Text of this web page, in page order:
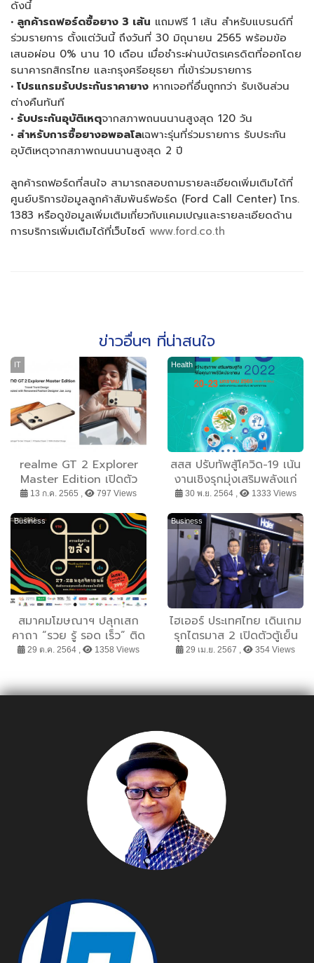
ดังนี้
• ลูกค้ารถฟอร์ดซื้อยาง 3 เส้น แถมฟรี 1 เส้น สำหรับแบรนด์ที่
ร่วมรายการ ตั้งแต่วันนี้ ถึงวันที่ 30 มิถุนายน 2565 พร้อมข้อ
เสนอผ่อน 0% นาน 10 เดือน เมื่อชำระผ่านบัตรเครดิตที่ออกโดย
ธนาคารกสิกรไทย และกรุงศรีอยุธยา ที่เข้าร่วมรายการ
• โปรแกรมรับประกันราคายาง หากเจอที่อื่นถูกกว่า รับเงินส่วน
ต่างคืนทันที
• รับประกันอุบัติเหตุจากสภาพถนนนานสูงสุด 120 วัน
• สำหรับการซื้อยางอพอลโลเฉพาะรุ่นที่ร่วมรายการ รับประกัน
อุบัติเหตุจากสภาพถนนนานสูงสุด 2 ปี
ลูกค้ารถฟอร์ดที่สนใจ สามารถสอบถามรายละเอียดเพิ่มเติมได้ที่
ศูนย์บริการข้อมูลลูกค้าสัมพันธ์ฟอร์ด (Ford Call Center) โทร.
1383 หรือดูข้อมูลเพิ่มเติมเกี่ยวกับแคมเปญและรายละเอียดด้าน
การบริการเพิ่มเติมได้ที่เว็บไซต์ www.ford.co.th
ข่าวอื่นๆ ที่น่าสนใจ
IT
realme GT 2 Explorer
Master Edition เปิดตัว
ครั้งแรกในจีน ชูดีไซน์กระเป๋า
เดินทาง (Travel Trunk
Design)
13 ก.ค. 2565 , 797 Views
Health
สสส ปรับทัพสู้โควิด-19 เน้น
งานเชิงรุกมุ่งเสริมพลังแก่
องค์กรและชุมชน พร้อมใช้
เทคโนโลยีดิจิทัลช่วยสื่อสาร-
ให้ความรู้ ล่าสุดหนุนจัดงาน
ไทยแลนด์ อินเตอร์เนชั่นแนล
เฮลท์ เอ็กซ์โป 2022
30 พ.ย. 2564 , 1333 Views
Business
สมาคมโฆษณาฯ ปลุกเสก
คาถา “รวย รู้ รอด เร็ว” ติด
ของขลังให้คนไทย ฝ่าทุก
29 ต.ค. 2564 , 1358 Views
Business
ไฮเออร์ ประเทศไทย เดินเกม
รุกไตรมาส 2 เปิดตัวตู้เย็น
รุ่นใหม่ Multi-door HRF-
29 เม.ย. 2567 , 354 Views